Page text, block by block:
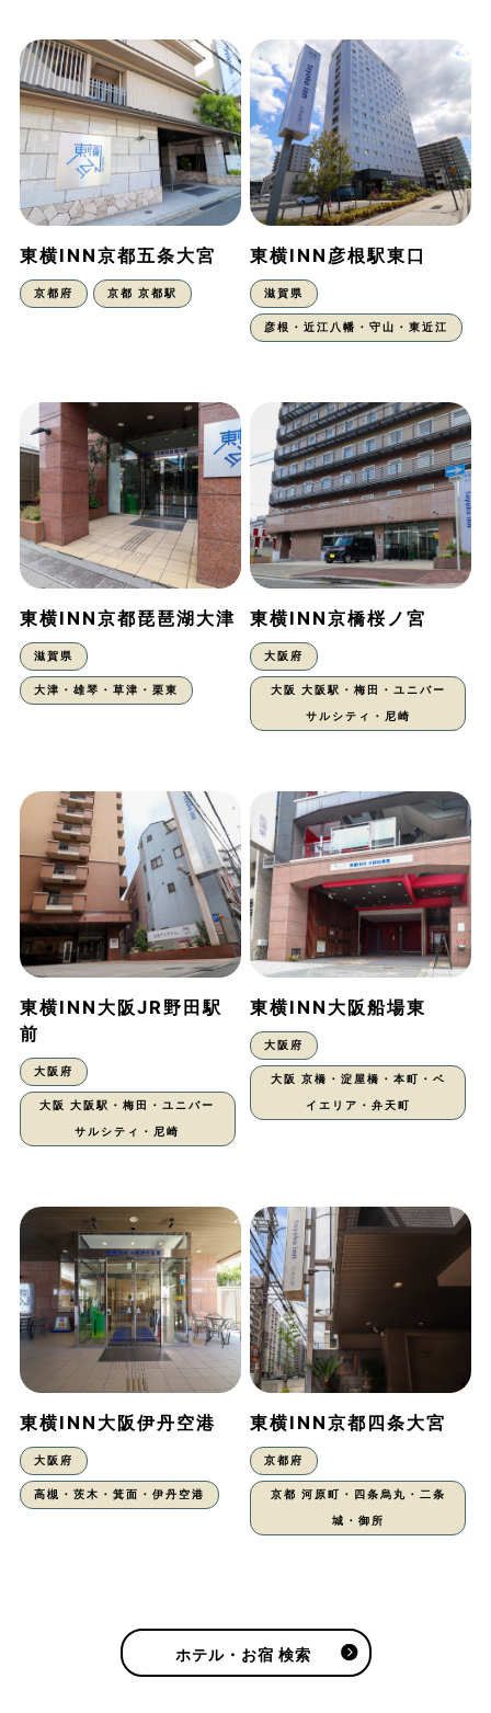
東横INN京都五条大宮
京都府 京都 京都駅
東横INN彦根駅東口
滋賀県
彦根・近江八幡・守山・東近江
東横INN京都琵琶湖大津
滋賀県
大津・雄琴・草津・栗東
東横INN京橋桜ノ宮
大阪府
大阪 大阪駅・梅田・ユニバー
サルシティ・尼崎
東横INN大阪JR野田駅
前
大阪府
大阪 大阪駅・梅田・ユニバー
サルシティ・尼崎
東横INN大阪船場東
大阪府
大阪 京橋・淀屋橋・本町・ベ
イエリア・弁天町
東横INN大阪伊丹空港
大阪府
高槻・茨木・箕面・伊丹空港
東横INN京都四条大宮
京都府
京都 河原町・四条烏丸・二条
城・御所
ホテル・お宿 検索